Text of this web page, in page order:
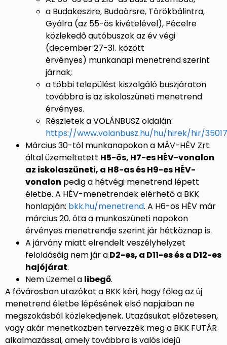
a Budakeszire, Budaörsre, Törökbálintra,
Gyálra (az 55-ös kivételével), Pécelre
közlekedő autóbuszok az év végi
(december 27-31. között
érvényes) munkanapi menetrend szerint
járnak;
a többi települést kiszolgáló buszjáraton
továbbra is az iskolaszüneti menetrend
érvényes.
Részletek a VOLÁNBUSZ oldalán:
https://www.volanbusz.hu/hu/hirek/hir/35017
Március 30-tól munkanapokon a MÁV-HÉV Zrt.
által üzemeltetett H5-ös, H7-es HÉV-vonalon
az iskolaszüneti, a H8-as és H9-es HÉV-
vonalon pedig a hétvégi menetrend lépett
életbe. A HÉV-menetrendek elérhető a BKK
honlapján: bkk.hu/menetrend. A H6-os HÉV már
március 20. óta a munkaszüneti napokon
érvényes menetrendje szerint jár hétköznap is.
A járvány miatt elrendelt veszélyhelyzet
feloldásáig nem jár aD2-es, a D11-es és a D12-es
hajójárat.
Nem üzemel a libegő.
A fővárosban utazókat a BKK kéri, hogy főleg az új
menetrend életbe lépésének első napjaiban ne
megszokásból közlekedjenek. Utazásukat előzetesen,
vagy akár menetközben tervezzék meg a BKK FUTÁR
alkalmazással, amely továbbra is valós idejű